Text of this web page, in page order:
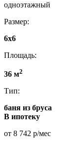
одноэтажный
Размер:
6x6
Площадь:
36 м2
Тип:
баня из бруса
В ипотеку
от 8 742 р/мес